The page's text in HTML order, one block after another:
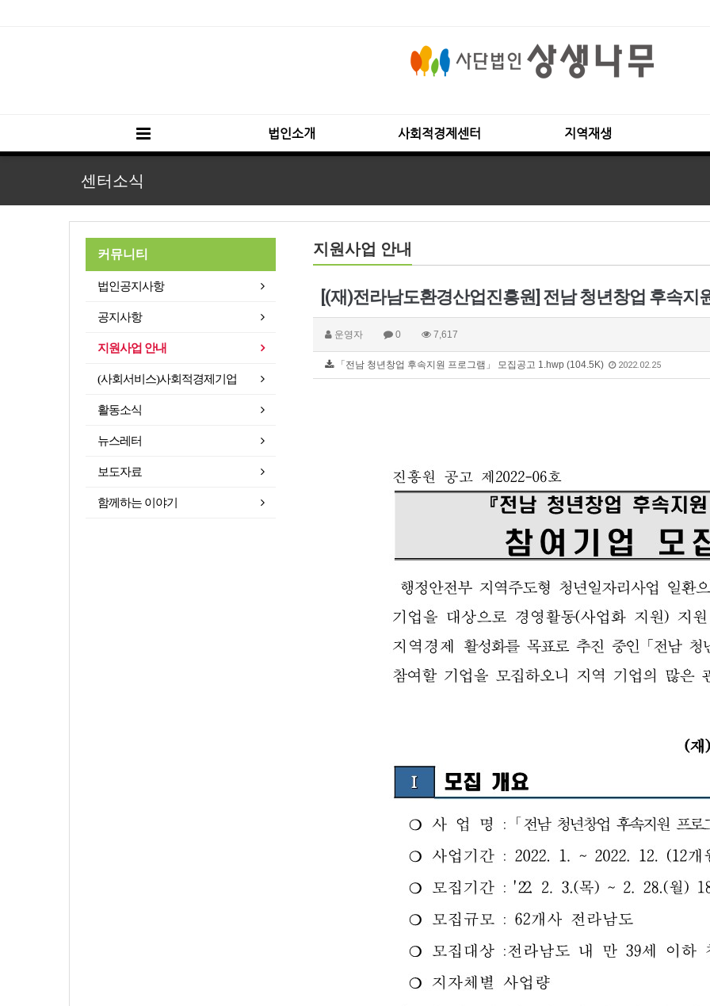
법인소개 사회적경제센터 지역재생
센터소식
지원사업 안내
운영자 0 7,617
「전남 청년창업 후속지원 프로그램」 모집공고 1.hwp (104.5K) 2022.02.25
커뮤니티
법인공지사항
공지사항
지원사업 안내
(사회서비스)사회적경제기업
활동소식
뉴스레터
보도자료
함께하는 이야기